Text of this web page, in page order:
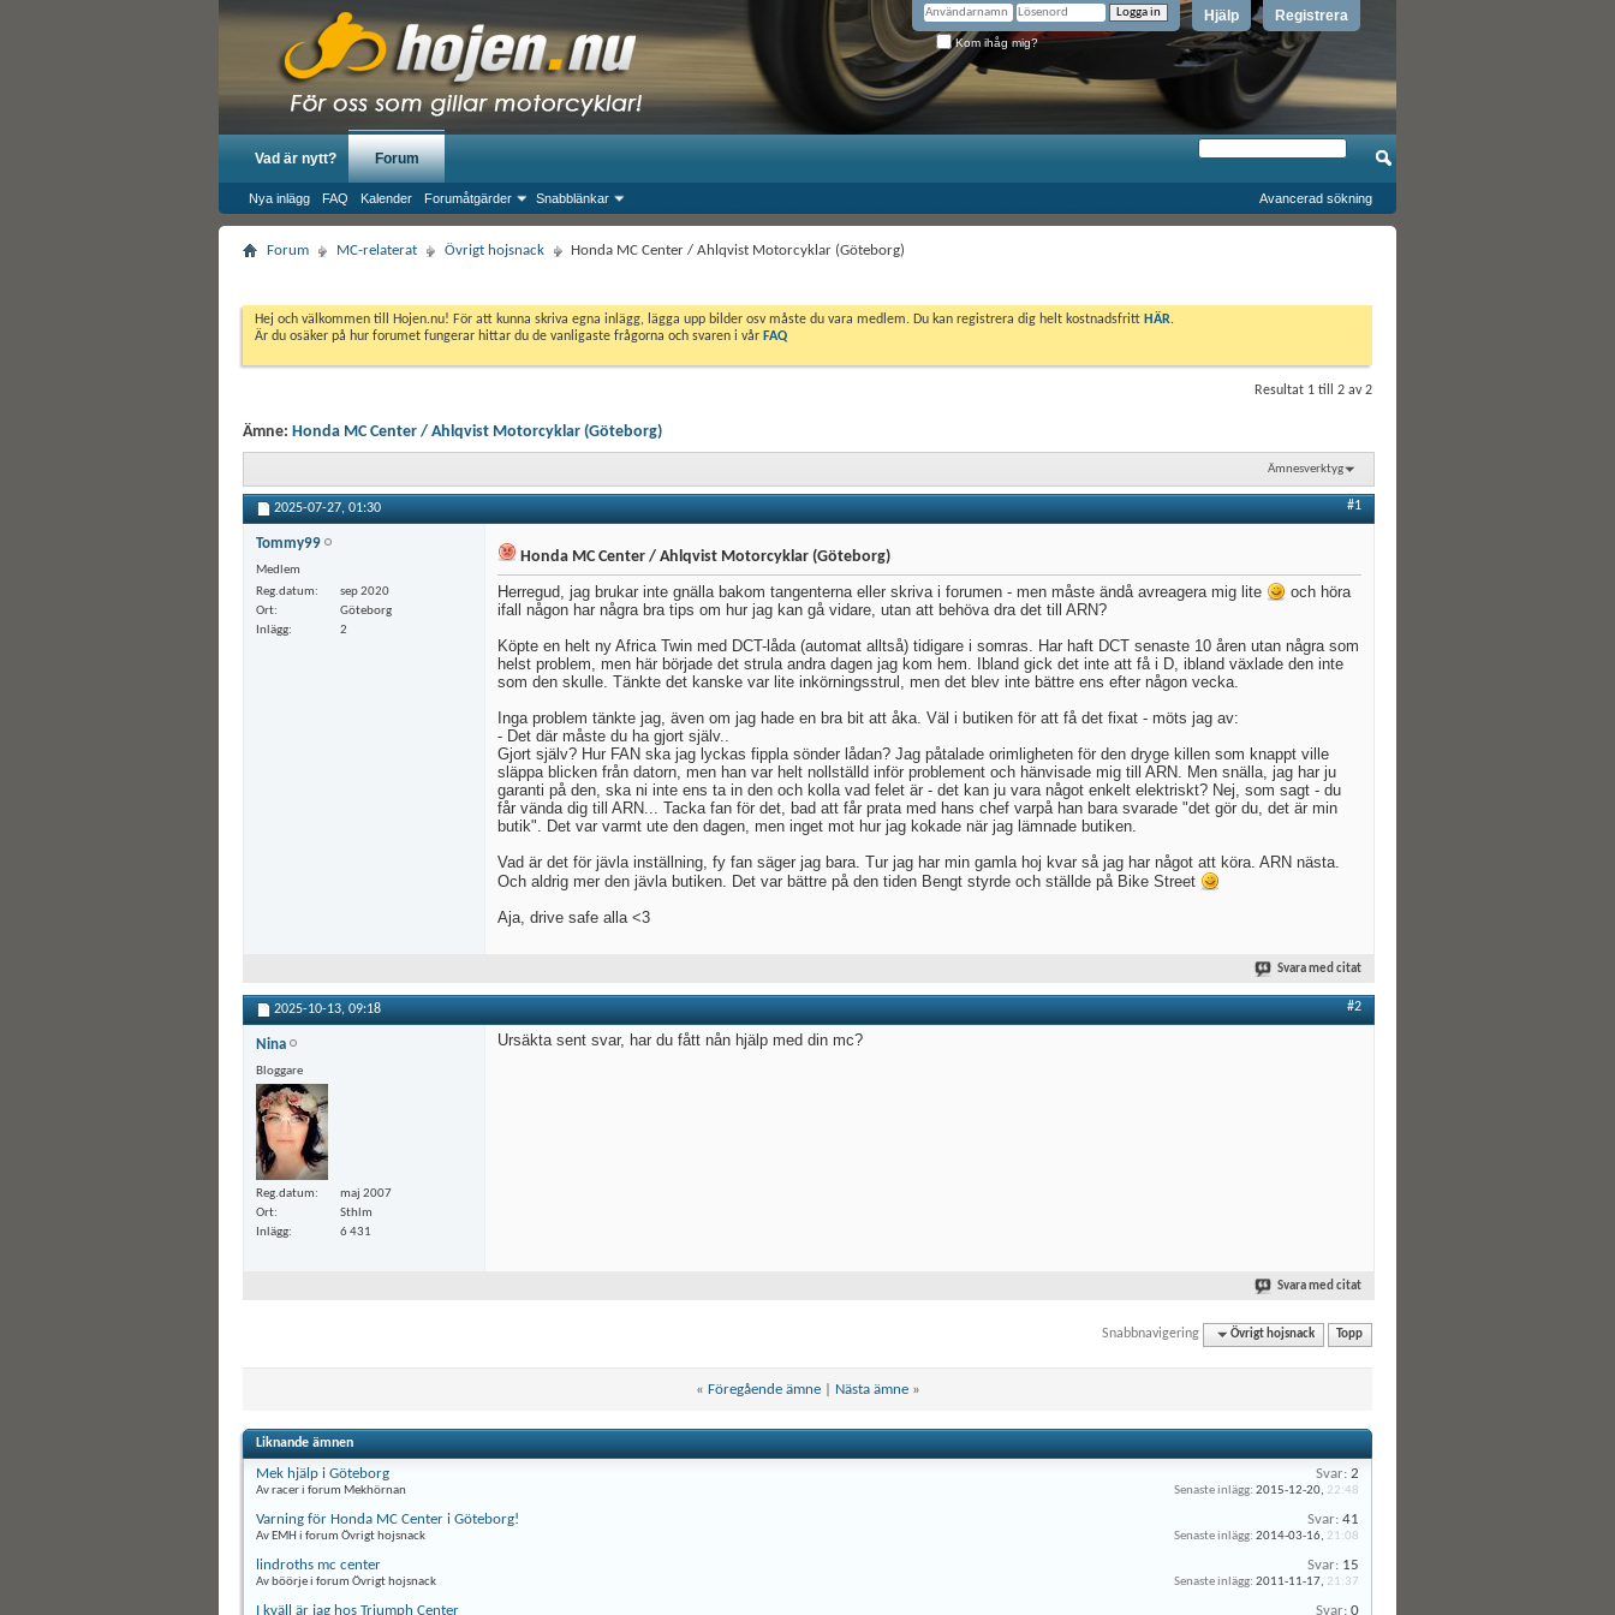
Registrera
Hjälp
Kom ihåg mig?
Vad är nytt? Forum
Nya inlägg FAQ Kalender Forumåtgärder Snabblänkar Avancerad sökning
Forum MC-relaterat Övrigt hojsnack Honda MC Center / Ahlqvist Motorcyklar (Göteborg)
Hej och välkommen till Hojen.nu! För att kunna skriva egna inlägg, lägga upp bilder osv måste du vara medlem. Du kan registrera dig helt kostnadsfritt HÄR.
Är du osäker på hur forumet fungerar hittar du de vanligaste frågorna och svaren i vår FAQ
Resultat 1 till 2 av 2
Ämne: Honda MC Center / Ahlqvist Motorcyklar (Göteborg)
Ämnesverktyg
2025-07-27, 01:30 #1
Tommy99
Medlem
Reg.datum
sep 2020
Ort
Göteborg
Inlägg
2
Honda MC Center / Ahlqvist Motorcyklar (Göteborg)
Herregud, jag brukar inte gnälla bakom tangenterna eller skriva i forumen - men måste ändå avreagera mig lite
och höra
ifall någon har några bra tips om hur jag kan gå vidare, utan att behöva dra det till ARN?
Köpte en helt ny Africa Twin med DCT-låda (automat alltså) tidigare i somras. Har haft DCT senaste 10 åren utan några som
helst problem, men här började det strula andra dagen jag kom hem. Ibland gick det inte att få i D, ibland växlade den inte
som den skulle. Tänkte det kanske var lite inkörningsstrul, men det blev inte bättre ens efter någon vecka.
Inga problem tänkte jag, även om jag hade en bra bit att åka. Väl i butiken för att få det fixat - möts jag av:
- Det där måste du ha gjort själv..
Gjort själv? Hur FAN ska jag lyckas fippla sönder lådan? Jag påtalade orimligheten för den dryge killen som knappt ville
släppa blicken från datorn, men han var helt nollställd inför problement och hänvisade mig till ARN. Men snälla, jag har ju
garanti på den, ska ni inte ens ta in den och kolla vad felet är - det kan ju vara något enkelt elektriskt? Nej, som sagt - du
får vända dig till ARN... Tacka fan för det, bad att får prata med hans chef varpå han bara svarade "det gör du, det är min
butik". Det var varmt ute den dagen, men inget mot hur jag kokade när jag lämnade butiken.
Vad är det för jävla inställning, fy fan säger jag bara. Tur jag har min gamla hoj kvar så jag har något att köra. ARN nästa.
Och aldrig mer den jävla butiken. Det var bättre på den tiden Bengt styrde och ställde på Bike Street
Aja, drive safe alla <3
Svara med citat
2025-10-13, 09:18 #2
Nina
Bloggare
Reg.datum
maj 2007
Ort
Sthlm
Inlägg
6 431
Ursäkta sent svar, har du fått nån hjälp med din mc?
Svara med citat
Snabbnavigering Övrigt hojsnack Topp
« Föregående ämne| Nästa ämne »
Liknande ämnen
Mek hjälp i Göteborg
Av racer i forum Mekhörnan
Svar: 2
Senaste inlägg: 2015-12-20, 22:48
Varning för Honda MC Center i Göteborg!
Av EMH i forum Övrigt hojsnack
Svar: 41
Senaste inlägg: 2014-03-16, 21:08
lindroths mc center
Av böörje i forum Övrigt hojsnack
Svar: 15
Senaste inlägg: 2011-11-17, 21:37
I kväll är jag hos Triumph Center Svar: 0